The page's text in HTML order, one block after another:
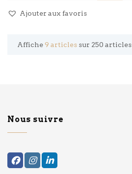
Ajouter aux favoris
Affiche9 articles sur 250 articles
Nous suivre